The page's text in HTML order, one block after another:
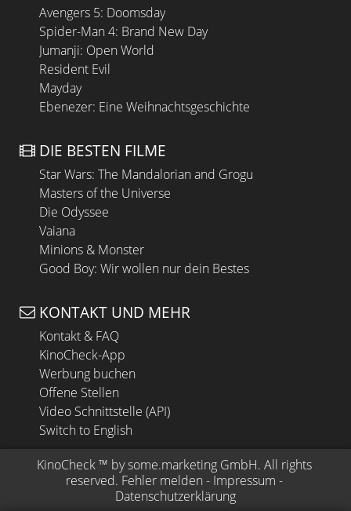
Avengers 5: Doomsday
Spider-Man 4: Brand New Day
Jumanji: Open World
Resident Evil
Mayday
Ebenezer: Eine Weihnachtsgeschichte
DIE BESTEN FILME
Star Wars: The Mandalorian and Grogu
Masters of the Universe
Die Odyssee
Vaiana
Minions & Monster
Good Boy: Wir wollen nur dein Bestes
KONTAKT UND MEHR
Kontakt & FAQ
KinoCheck-App
Werbung buchen
Offene Stellen
Video Schnittstelle (API)
Switch to English
KinoCheck ™ by some.marketing GmbH. All rights
reserved. Fehler melden - Impressum -
Datenschutzerklärung